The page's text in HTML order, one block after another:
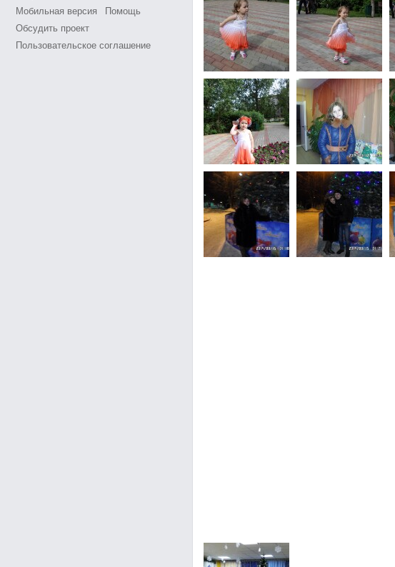
Мобильная версия
Помощь
Обсудить проект
Пользовательское соглашение